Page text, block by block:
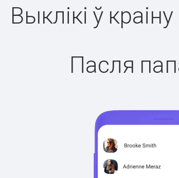
Выклікі ў
Пасля